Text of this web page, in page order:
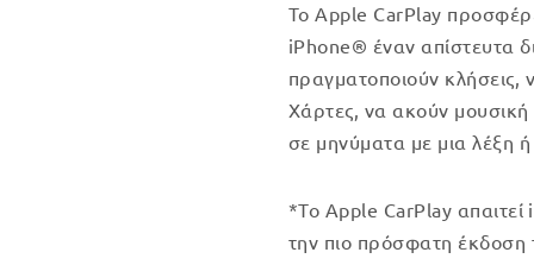
Το Apple CarPlay
iPhone® έναν απίστευτα
πραγματοποιούν κλήσεις,
Χάρτες, να ακούν
σε μηνύματα με μια λέξη
*Το Apple CarPlay
την πιο πρόσφατη έκδοση